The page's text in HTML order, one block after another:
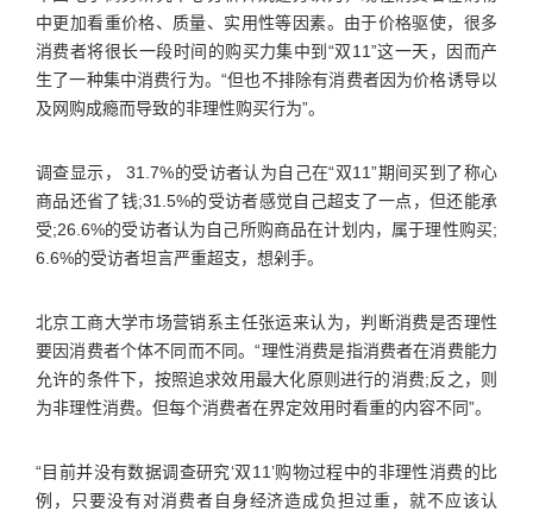
中更加看重价格、质量、实用性等因素。由于价格驱使，很多
消费者将很长一段时间的购买力集中到“双11”这一天，因而产
生了一种集中消费行为。“但也不排除有消费者因为价格诱导以
及网购成瘾而导致的非理性购买行为”。
调查显示， 31.7%的受访者认为自己在“双11”期间买到了称心
商品还省了钱;31.5%的受访者感觉自己超支了一点，但还能承
受;26.6%的受访者认为自己所购商品在计划内，属于理性购买;
6.6%的受访者坦言严重超支，想剁手。
北京工商大学市场营销系主任张运来认为，判断消费是否理性
要因消费者个体不同而不同。“理性消费是指消费者在消费能力
允许的条件下，按照追求效用最大化原则进行的消费;反之，则
为非理性消费。但每个消费者在界定效用时看重的内容不同”。
“目前并没有数据调查研究‘双11’购物过程中的非理性消费的比
例，只要没有对消费者自身经济造成负担过重，就不应该认